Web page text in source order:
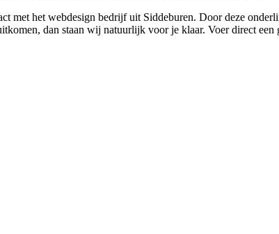
met het webdesign bedrijf uit Siddeburen. Door deze
dan staan wij natuurlijk voor je klaar. Voer direct